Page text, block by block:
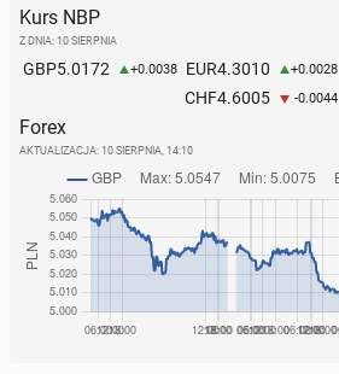
Kurs NBP
Z DNIA: 10 SIERPNIA
GBP5.0172 +0.0038 EUR4.3010 +0.0028
CHF4.6005 -0.0044
Forex
AKTUALIZACJA: 10 SIERPNIA, 14:10